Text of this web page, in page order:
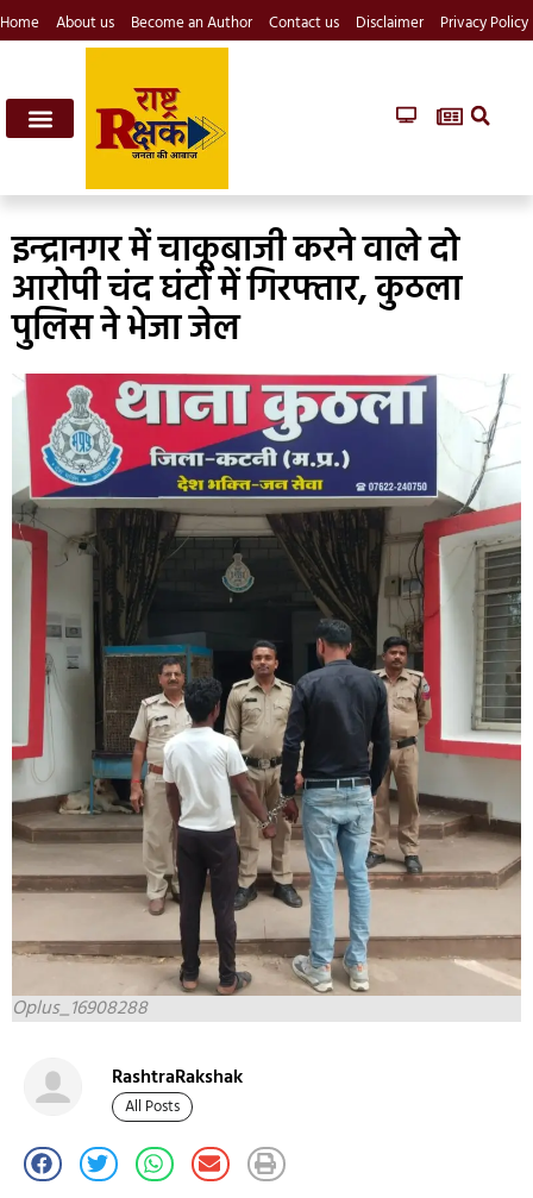
Home About us Become an Author Contact us Disclaimer Privacy Policy
इन्द्रानगर में चाकूबाजी करने वाले दो
आरोपी चंद घंटों में गिरफ्तार, कुठला
पुलिस ने भेजा जेल
Oplus_16908288
RashtraRakshak
All Posts